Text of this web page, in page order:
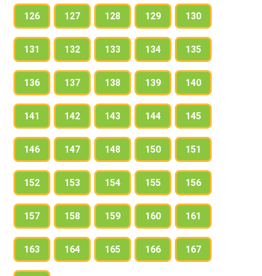
126 127 128 129 130
131 132 133 134 135
136 137 138 139 140
141 142 143 144 145
146 147 148 150 151
152 153 154 155 156
157 158 159 160 161
163 164 165 166 167